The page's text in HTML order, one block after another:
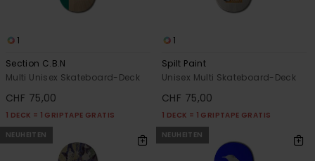
1
Section C.B.N
Multi Unisex Skateboard-Deck
CHF 75,00
1 DECK = 1 GRIPTAPE GRATIS
1
Spilt Paint
Unisex Multi Skateboard-Deck
CHF 75,00
1 DECK = 1 GRIPTAPE GRATIS
NEUHEITEN
NEUHEITEN